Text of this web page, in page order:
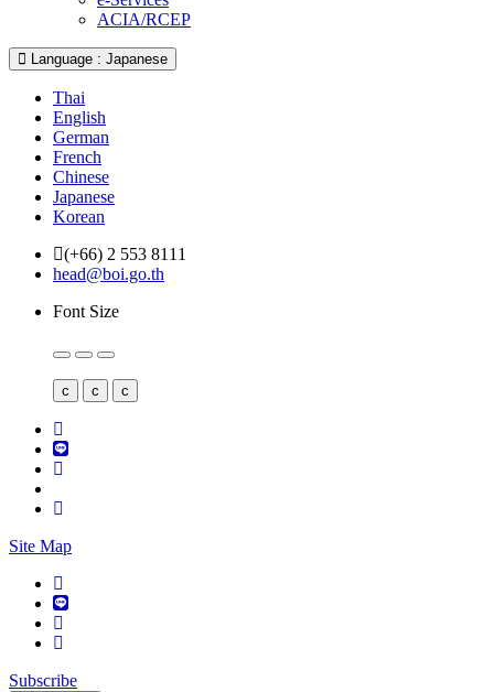
ACIA/RCEP
Language : Japanese
Thai
English
German
French
Chinese
Japanese
Korean
(+66) 2 553 8111
head@boi.go.th
Font Size
c c c
Site Map
Subscribe